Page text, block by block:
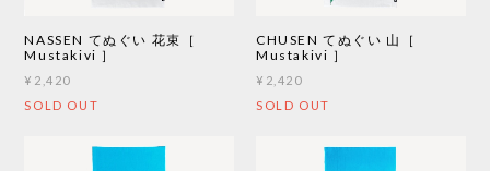
NASSEN てぬぐい 花束［
Mustakivi ］
¥2,420
SOLD OUT
CHUSEN てぬぐい 山［
Mustakivi ］
¥2,420
SOLD OUT